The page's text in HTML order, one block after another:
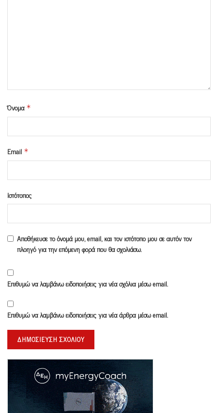
Όνομα *
Email *
Ιστότοπος
Αποθήκευσε το όνομά μου, email, και τον ιστότοπο μου σε αυτόν τον
πλοηγό για την επόμενη φορά που θα σχολιάσω.
Επιθυμώ να λαμβάνω ειδοποιήσεις για νέα σχόλια μέσω email.
Επιθυμώ να λαμβάνω ειδοποιήσεις για νέα άρθρα μέσω email.